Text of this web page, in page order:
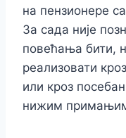
на пензионере
За сада није
повећања бити,
реализовати
или кроз
нижим